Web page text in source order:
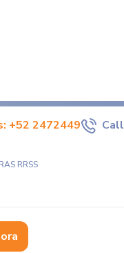
+52 2472449
RRSS